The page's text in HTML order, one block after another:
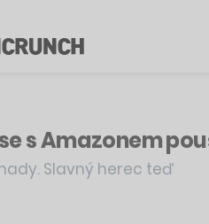
s Amazonem
Slavný herec teď